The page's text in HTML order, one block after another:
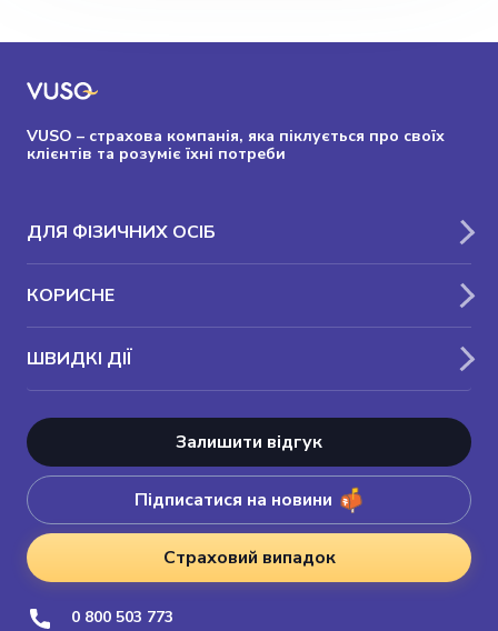
VUSO – страхова компанія, яка піклується про своїх
клієнтів та розуміє їхні потреби
ДЛЯ ФІЗИЧНИХ ОСІБ
КОРИСНЕ
ШВИДКІ ДІЇ
Залишити відгук
Підписатися на новини
Страховий випадок
0 800 503 773